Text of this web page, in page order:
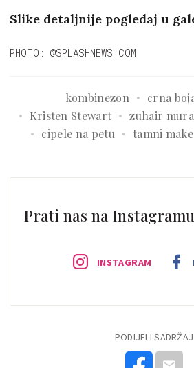
Slike detaljnije pogledaj u
PHOTO: @SPLASHNEWS.COM
kombinezon crna
Kristen Stewart
zuhair
cipele na petu
tamni
Prati nas na
INSTAGRAM
PODIJELI SADRŽAJ